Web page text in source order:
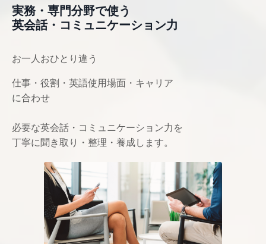
実務・専門分野で使う
英会話・コミュニケーション力
お一人おひとり違う
仕事・役割・英語使用場面・キャリア
に合わせ
必要な英会話・コミュニケーション力を
丁寧に聞き取り・整理・養成します。